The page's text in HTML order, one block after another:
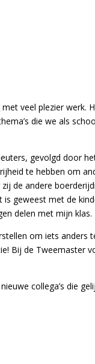
veel plezier werk.
die we als
gevolgd door
te hebben om
de andere
geweest met de
delen met mijn klas.
om iets anders
Bij de Tweemaster
collega’s die